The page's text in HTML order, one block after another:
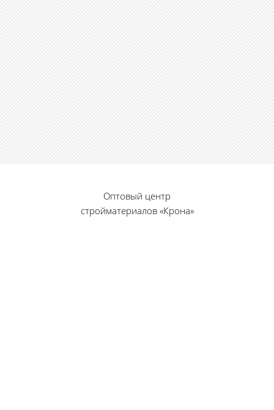
Оптовый центр
стройматериалов «Крона»